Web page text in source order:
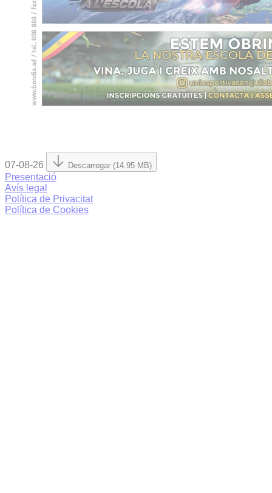
07-08-26 Descarregar (14.95 MB)
Presentació
Avís legal
Política de Privacitat
Política de Cookies